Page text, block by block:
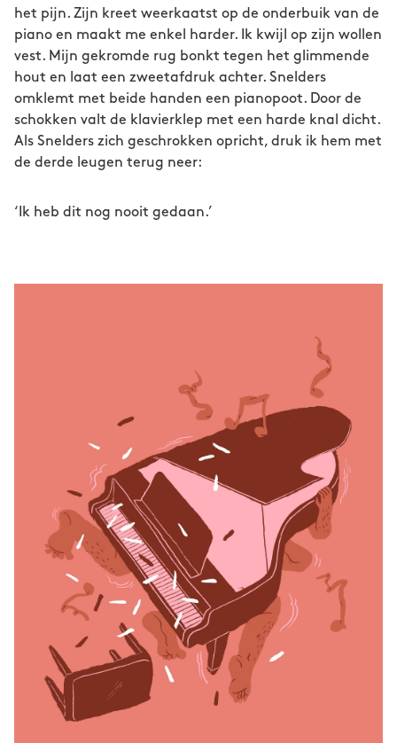
het pijn. Zijn kreet weerkaatst op de onderbuik van de
piano en maakt me enkel harder. Ik kwijl op zijn wollen
vest. Mijn gekromde rug bonkt tegen het glimmende
hout en laat een zweetafdruk achter. Snelders
omklemt met beide handen een pianopoot. Door de
schokken valt de klavierklep met een harde knal dicht.
Als Snelders zich geschrokken opricht, druk ik hem met
de derde leugen terug neer:
‘Ik heb dit nog nooit gedaan.’